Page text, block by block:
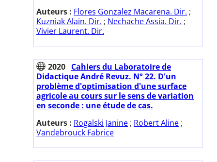
Auteurs : Flores Gonzalez Macarena. Dir. ;
Kuzniak Alain. Dir. ; Nechache Assia. Dir. ;
Vivier Laurent. Dir.
2020 Cahiers du Laboratoire de
Didactique André Revuz. N° 22. D'un
problème d'optimisation d'une surface
agricole au cours sur le sens de variation
en seconde : une étude de cas.
Auteurs : Rogalski Janine ; Robert Aline ;
Vandebrouck Fabrice